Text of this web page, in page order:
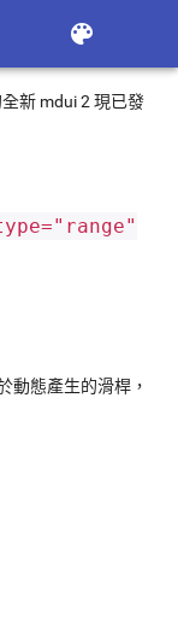
color_lens
新 mdui 2 現已發
動態產生的滑桿，